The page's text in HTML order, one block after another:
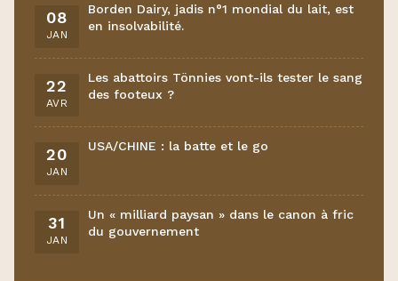
08
JAN
Borden Dairy, jadis n°1 mondial du lait, est
en insolvabilité.
22
AVR
Les abattoirs Tönnies vont-ils tester le sang
des footeux ?
20
JAN
USA/CHINE : la batte et le go
31
JAN
Un « milliard paysan » dans le canon à fric
du gouvernement